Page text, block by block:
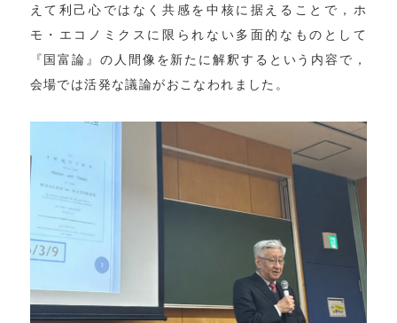
えて利己心ではなく共感を中核に据えることで，ホ
モ・エコノミクスに限られない多面的なものとして
『国富論』の人間像を新たに解釈するという内容で，
会場では活発な議論がおこなわれました。